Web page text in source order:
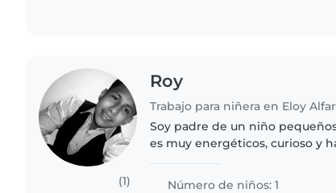
(1)
Roy
Trabajo para niñera en Eloy
Soy padre de un niño
es muy energéticos, curioso y
nuestra casa. Me gustaría..
Número de niños: 1